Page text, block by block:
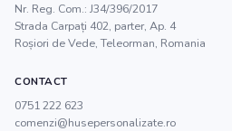
Nr. Reg. Com.: J34/396/2017
Strada Carpați 402, parter, Ap. 4
Roșiori de Vede,Teleorman, Romania
CONTACT
0751 222 623
comenzi@husepersonalizate.ro